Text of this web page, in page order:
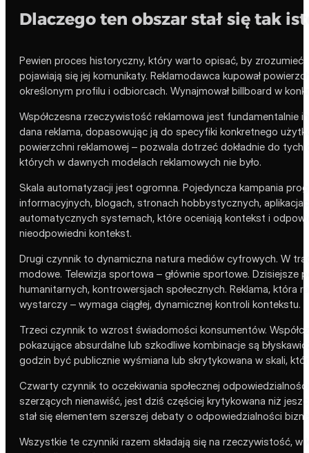
Dlaczego ten obszar stał się tak
Pewien proces historyczny, który warto opisać, by
pojawiają się jej komunikaty. Reklamodawca kupował
określonym profilu i odbiorcach. Wynajmował billboard w
Współczesna rzeczywistość reklamowa jest
dana reklama, dopasowując ją do specyfiki konkretnego
powierzchni reklamowej – pozwala dotrzeć dokładnie do
których w dawnych modelach reklamowych nie było.
Skala automatyzacji jest ogromna. Pojedyncza kampania
informacyjnych, blogach, stronach hobbystycznych,
automatycznych systemach, które oceniają kontekst i
nieodpowiedni kontekst.
Drugi czynnik to dynamiczna natura mediów cyfrowych. W
modowe. Telewizja sportowa – głównie sportowe. Dzisiejsze
humanitarnych, kontrowersjach społecznych. Reklama,
wystarczy – wymaga ciągłej, dynamicznej kontroli kontekstu.
Trzeci czynnik to wzrost świadomości konsumentów.
pokazujące absurdalne lub szkodliwe kombinacje są
godzin być publicznie wyśmiana lub skrytykowana w skali,
Czwarty czynnik to oczekiwania społecznej
szerzących nienawiść, jest dziś częściej krytykowana niż
stał się elementem szerszej debaty o odpowiedzialności
Wszystkie te czynniki razem składają się na rzeczywistość,